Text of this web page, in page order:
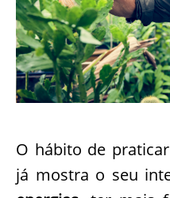
O hábito de
já mostra o seu